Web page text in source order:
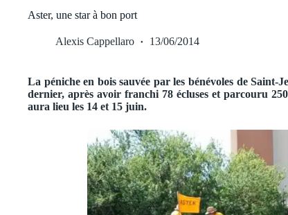
Aster, une star à bon port
Alexis Cappellaro 13/06/2014
La péniche en bois sauvée par les bénévoles de
dernier, après avoir franchi 78 écluses et parcouru
aura lieu les 14 et 15 juin.